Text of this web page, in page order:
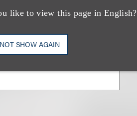
like to view this page in English?
SHOW AGAIN